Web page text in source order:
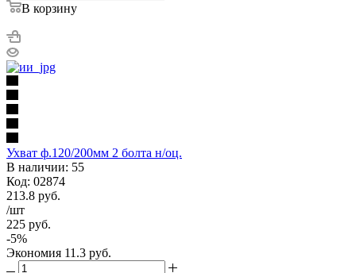
В корзину
Ухват ф.120/200мм 2 болта н/оц.
В наличии: 55
Код: 02874
213.8 руб.
/шт
225 руб.
-5%
Экономия 11.3 руб.